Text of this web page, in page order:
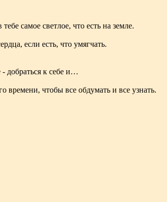
самое светлое, что есть на земле.
если есть, что умягчать.
добраться к себе и…
чтобы все обдумать и все узнать.